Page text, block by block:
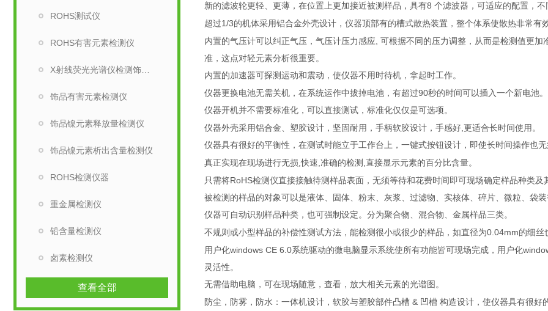
ROHS测试仪
ROHS有害元素检测仪
饰品有害元素检测仪
饰品镍元素释放量检测仪
饰品镍元素析出含量检测仪
ROHS检测仪器
重金属检测仪
铅含量检测仪
卤素检测仪
查看全部
新的滤波轮更轻、更薄，在位置上更加接近被测样品，具有8 个滤波器，可适应的配置，不
超过1/3的机体采用铝合金外壳设计，仪器顶部有的槽式散热装置，整个体系使散热非常有
内置的气压计可以纠正气压，气压计压力感应 可根据不同的压力调整，从而是检测值更
准，这点对轻元素分析很重要。
内置的加速器可探测运动和震动，使仪器不用时待机，拿起时工作。
仪器更换电池无需关机，在系统运作中拔掉电池，有超过90秒的时间可以插入一个新电池。
仪器开机并不需要标准化，可以直接测试，标准化仅仅是可选项。
仪器外壳采用铝合金、塑胶设计，坚固耐用，手柄软胶设计，手感好 更适合长时间使用。
仪器具有很好的平衡性，在测试时能立于工作台上，一键式按钮设计，即使长时间操作也无
真正实现在现场进行无损 ,快速 准确的检测 直接显示元素的百分比含量。
只需将RoHS检测仪直接接触待测样品表面，无须等待和花费时间即可现场确定样品种类及
被检测的样品的对象可以是液体、固体、粉末、灰浆、过滤物、实核体、碎片、微粒、袋装
仪器可自动识别样品种类，也可强制设定。分为聚合物、混合物、金属样品三类。
不规则或小型样品的补偿性测试方法，能检测很小或很少的样品，如直径为0.04mm的细丝
用户化windows CE 6.0系统驱动的微电脑显示系统使所有功能皆可现场完成，用户化
灵活性。
无需借助电脑，可在现场随意，查看，放大相关元素的光谱图。
防尘，防雾，防水：一体机设计，软胶与塑胶部件凸槽 & 凹槽 构造设计，使仪器具有很好